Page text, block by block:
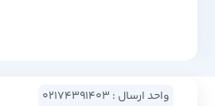
واحد ارسال : 02174391403